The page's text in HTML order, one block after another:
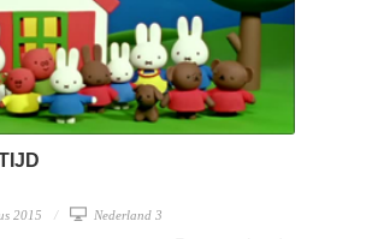
2015 Nederland 3